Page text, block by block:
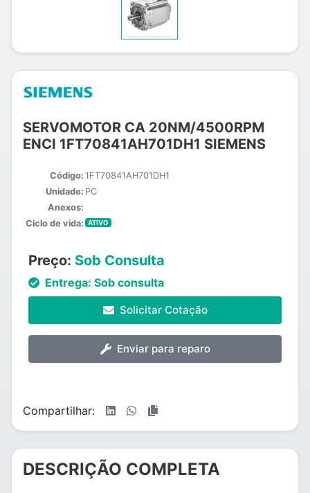
SERVOMOTOR CA 20NM/4500RPM
ENCI 1FT70841AH701DH1 SIEMENS
Código: 1FT70841AH701DH1
Unidade: PC
Anexos:
Ciclo de vida:
ATIVO
Preço: Sob Consulta
Entrega: Sob consulta
Solicitar Cotação
Enviar para reparo
Compartilhar:
DESCRIÇÃO COMPLETA